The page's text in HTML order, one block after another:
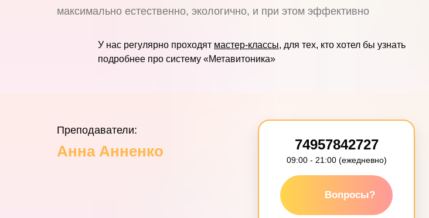
максимально естественно, экологично, и при этом эффективно
У нас регулярно проходят мастер-классы, для тех, кто хотел бы узнать
подробнее про систему «Метавитоника»
Преподаватели:
Анна Анненко 74957842727
09:00 - 21:00 (ежедневно)
Вопросы?